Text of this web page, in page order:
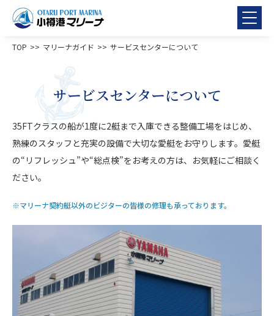
TOP マリーナガイド サービスセンターについて
サービスセンターについて
35FTクラスの船が1度に2艇まで入庫できる整備工場をはじめ、
熟練のスタッフと充実の設備で大切な愛艇をお守りします。愛艇
の“リフレッシュ”や“総点検”をお考えの方は、お気軽にご相談く
ださい。
※マリーナ契約艇以外のビジターの皆様の修理も承っております。